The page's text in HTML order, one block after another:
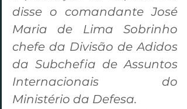
disse o comandante José
Maria de Lima Sobrinho
chefe da Divisão de Adidos
da Subchefia de Assuntos
Internacionais do
Ministério da Defesa.